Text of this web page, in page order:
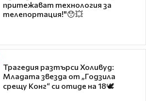
притежават технология за
телепортация!"😯💥
Трагедия разтърси Холивуд:
Младата звезда от „Годзила
срещу Конг“ си отиде на 18🕊️